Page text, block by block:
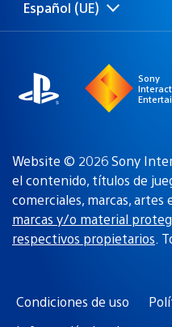
Selecciona
Región
Español (UE)
Sony
Website © 2026 Sony
el contenido, títulos de
comerciales, marcas, artes
marcas y/o material
respectivos propietarios.
Condiciones de uso